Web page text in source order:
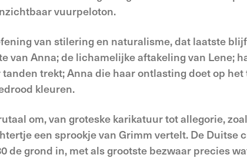
vuurpeloton.
van stilering en naturalisme, dat laatste
van Anna; de lichamelijke aftakeling van Lene;
trekt; Anna die haar ontlasting doet op
kleuren.
om, van groteske karikatuur tot allegorie,
een sprookje van Grimm vertelt. De Duitse
de grond in, met als grootste bezwaar precies